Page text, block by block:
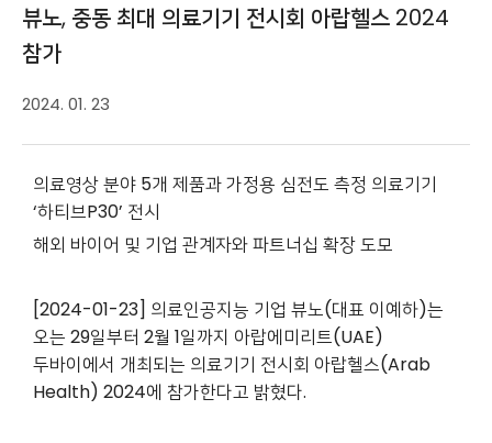
뷰노, 중동 최대 의료기기 전시회 아랍헬스 2024
참가
2024. 01. 23
의료영상 분야 5개 제품과 가정용 심전도 측정 의료기기
‘하티브P30’ 전시
해외 바이어 및 기업 관계자와 파트너십 확장 도모
[2024-01-23] 의료인공지능 기업 뷰노(대표 이예하)는
오는 29일부터 2월 1일까지 아랍에미리트(UAE)
두바이에서 개최되는 의료기기 전시회 아랍헬스(Arab
Health) 2024에 참가한다고 밝혔다.